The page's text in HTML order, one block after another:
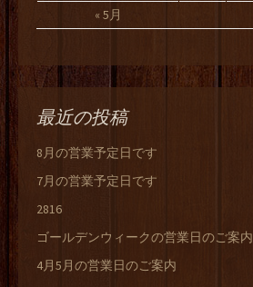
« 5月
最近の投稿
8月の営業予定日です
7月の営業予定日です
2816
ゴールデンウィークの営業日のご案内
4月5月の営業日のご案内